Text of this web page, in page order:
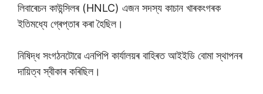
লিবাৰেচন কাউন্সিলৰ (HNLC) এজন সদস্য কাচান খাৰকংগৰক
ইতিমধ্যে গ্ৰেপ্তাৰ কৰা হৈছিল।
নিষিদ্ধ সংগঠনটোৱে এনপিপি কাৰ্যালয়ৰ বাহিৰত আইইডি বোমা স্থাপনৰ
দায়িত্ব স্বীকাৰ কৰিছিল।